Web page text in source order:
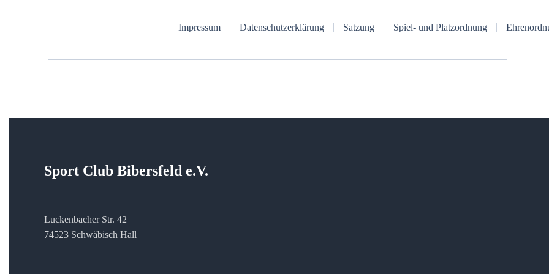
Impressum Datenschutzerklärung Satzung Spiel- und Platzordnung
Sport Club Bibersfeld e.V.
Luckenbacher Str. 42
74523 Schwäbisch Hall